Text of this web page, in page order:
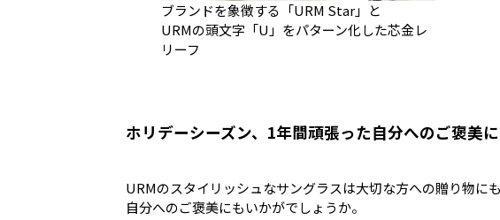
ブランドを象徴する「URM Star」と
URMの頭文字「U」をパターン化した芯金レ
リーフ
ホリデーシーズン、1年間頑張った自分へのご褒美に
URMのスタイリッシュなサングラスは大切な方への贈り物にも
自分へのご褒美にもいかがでしょうか。